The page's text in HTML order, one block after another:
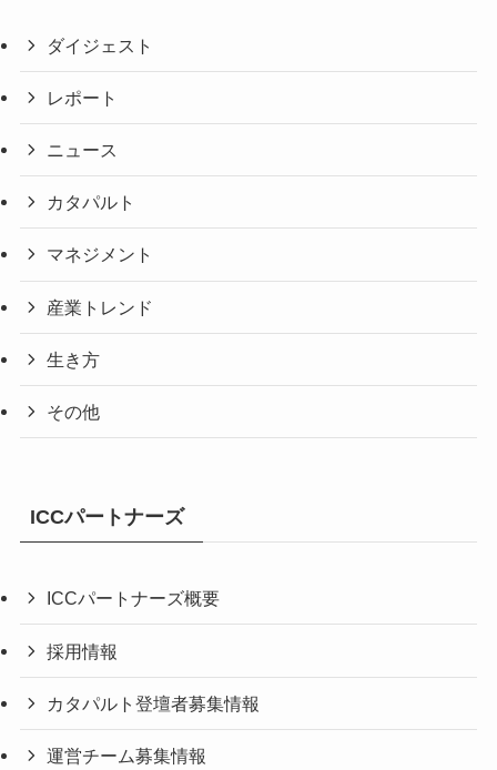
ダイジェスト
レポート
ニュース
カタパルト
マネジメント
産業トレンド
生き方
その他
ICCパートナーズ
ICCパートナーズ概要
採用情報
カタパルト登壇者募集情報
運営チーム募集情報